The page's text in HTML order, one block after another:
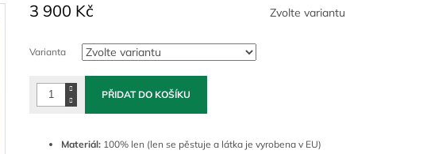
3 900 Kč
cena:
Zvolte variantu
Varianta
PŘIDAT DO KOŠÍKU
Materiál: 100% len (len se pěstuje a látka je vyrobena v EU)